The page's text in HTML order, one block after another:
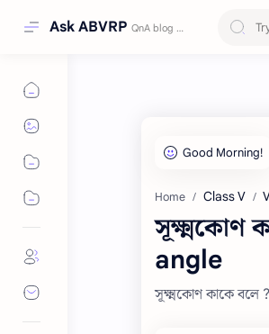
Ask ABVRP
Home Class V
সূক্ষ্মকোণ
angle
সূক্ষ্মকোণ কাকে বলে